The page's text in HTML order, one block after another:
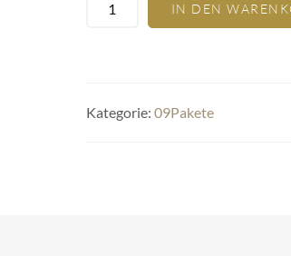
IN DEN
Kategorie: 09Pakete